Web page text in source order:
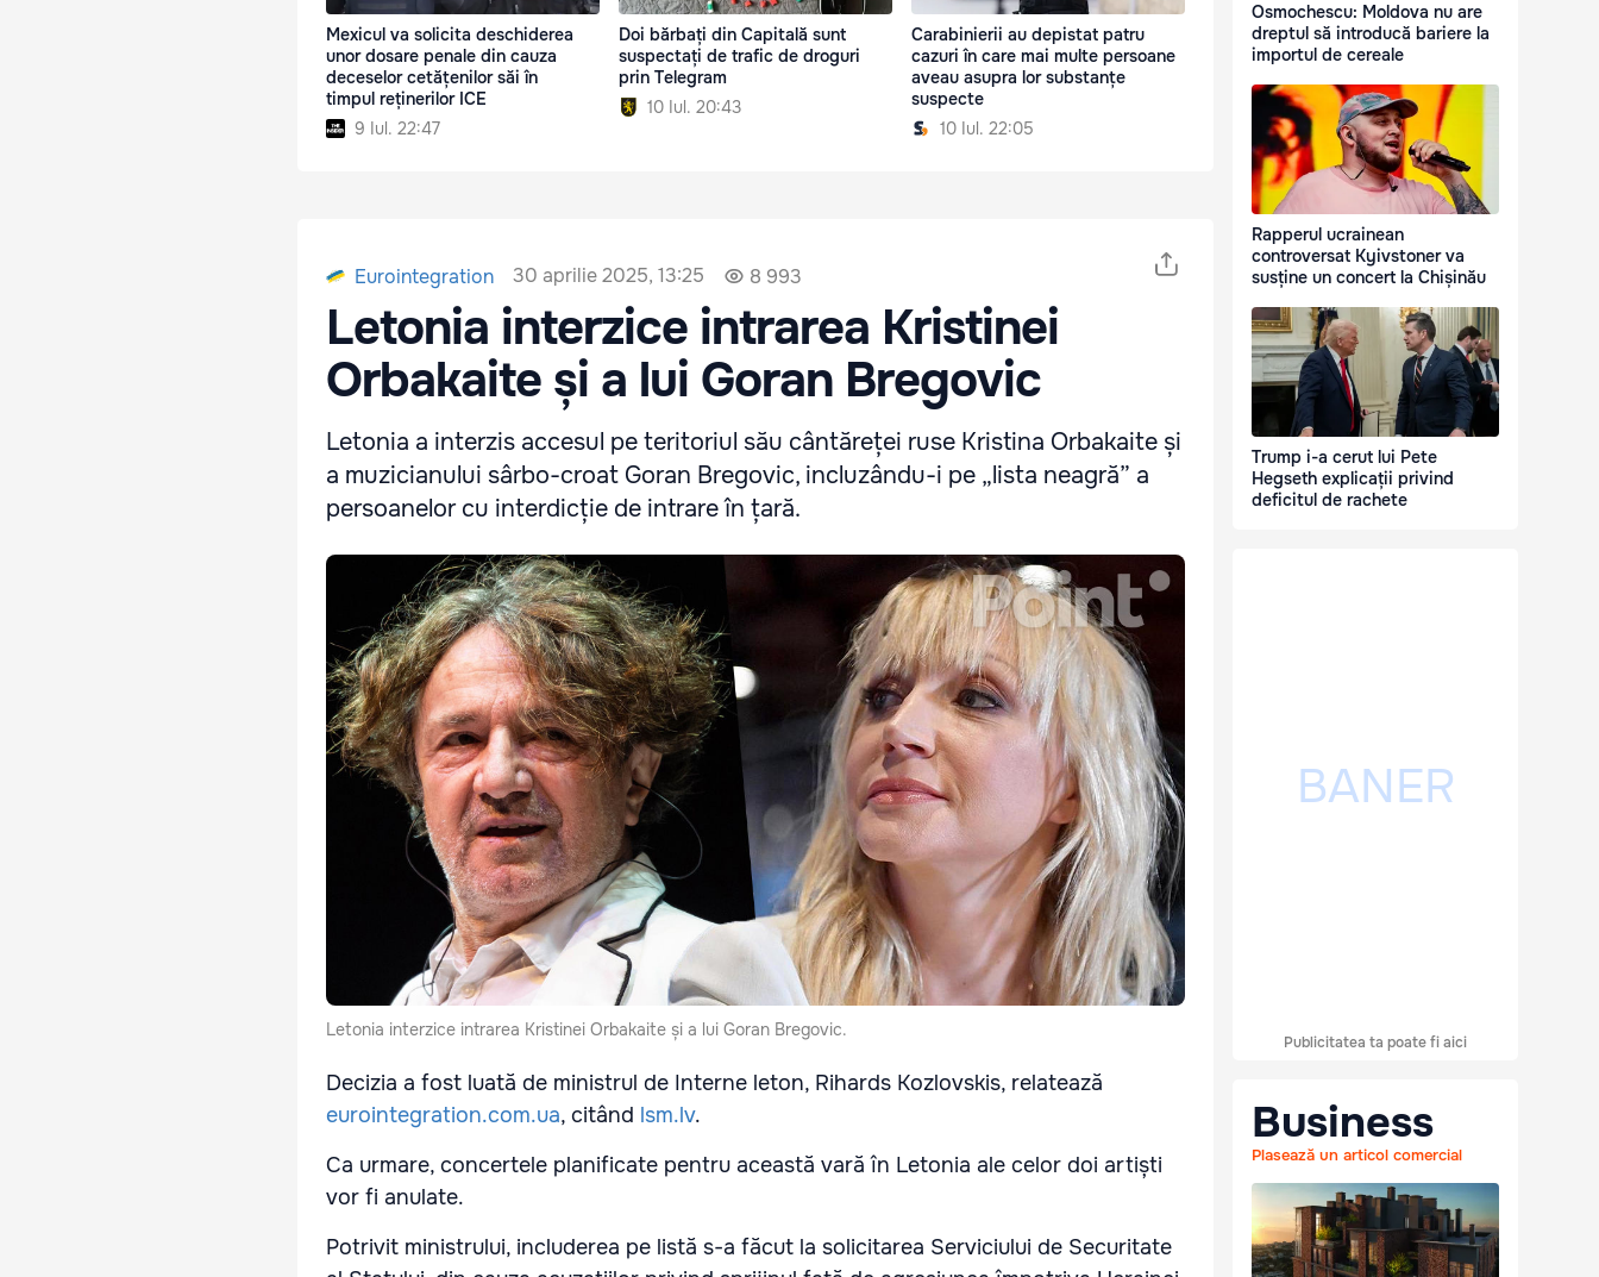
Mexicul va solicita deschiderea
unor dosare penale din cauza
deceselor cetățenilor săi în
timpul reținerilor ICE
9 Iul. 22:47
Doi bărbați din Capitală sunt
suspectați de trafic de droguri
prin Telegram
10 Iul. 20:43
Carabinierii au depistat patru
cazuri în care mai multe persoane
aveau asupra lor substanțe
suspecte
10 Iul. 22:05
Eurointegration 30 aprilie 2025, 13:25 8 993
Letonia interzice intrarea Kristinei
Orbakaite și a lui Goran Bregovic
Letonia a interzis accesul pe teritoriul său cântăreței ruse Kristina Orbakaite și
a muzicianului sârbo-croat Goran Bregovic, incluzându-i pe „lista neagră” a
persoanelor cu interdicție de intrare în țară.
Letonia interzice intrarea Kristinei Orbakaite și a lui Goran Bregovic.
Decizia a fost luată de ministrul de Interne leton, Rihards Kozlovskis, relatează
eurointegration.com.ua, citând lsm.lv.
Ca urmare, concertele planificate pentru această vară în Letonia ale celor doi artiști
vor fi anulate.
Potrivit ministrului, includerea pe listă s-a făcut la solicitarea Serviciului de Securitate
Osmochescu: Moldova nu are
dreptul să introducă bariere la
importul de cereale
Rapperul ucrainean
controversat Kyivstoner va
susține un concert la Chișinău
Trump i-a cerut lui Pete
Hegseth explicații privind
deficitul de rachete
Publicitatea ta poate fi aici
Business
Plasează un articol comercial